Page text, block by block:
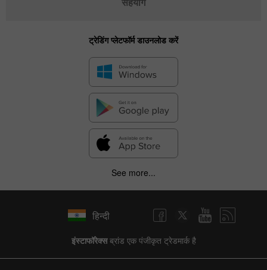
ट्रेडिंग प्लेटफॉर्म डाउनलोड करें
See more...
हिन्दी
इंस्टाफॉरेक्सब्रांड एक पंजीकृत ट्रेडमार्क है